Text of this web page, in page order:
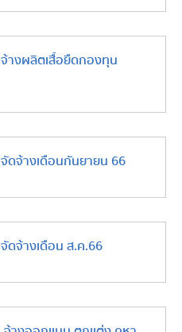
างผลิตเสื้อยืดกองทุน
ดจ้างเดือนกันยายน 66
ดจ้างเดือน ส.ค.66